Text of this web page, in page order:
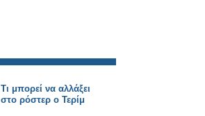
Τι μπορεί να αλλάξει
στο ρόστερ ο Τερίμ